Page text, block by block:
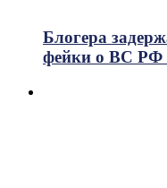
Блогера
фейки о ВС РФ